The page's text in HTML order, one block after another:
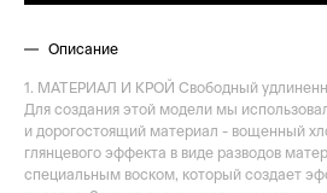
Описание
1. МАТЕРИАЛ И КРОЙ Свободный
Для создания этой модели мы
и дорогостоящий материал - вощенный
глянцевого эффекта в виде разводов
специальным воском, который создает